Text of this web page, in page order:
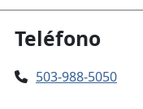
Teléfono
503-988-5050